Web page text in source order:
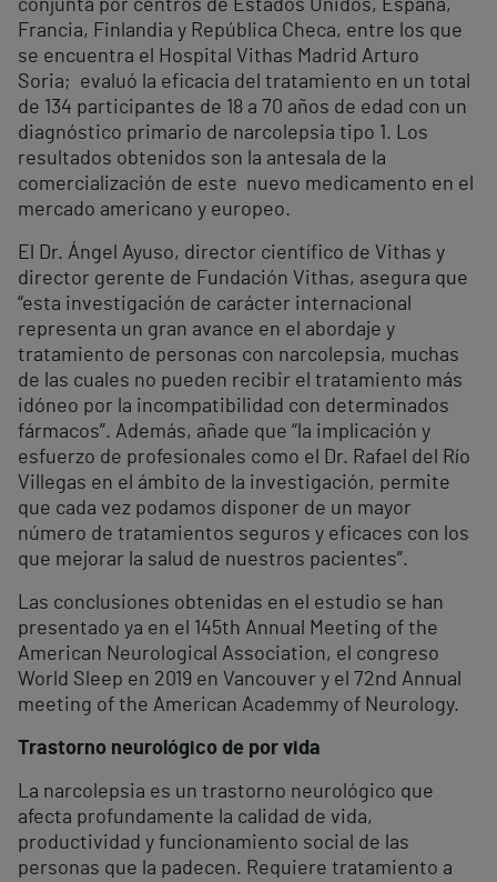
conjunta por centros de Estados Unidos, España,
Francia, Finlandia y República Checa, entre los que
se encuentra el Hospital Vithas Madrid Arturo
Soria; evaluó la eficacia del tratamiento en un total
de 134 participantes de 18 a 70 años de edad con un
diagnóstico primario de narcolepsia tipo 1. Los
resultados obtenidos son la antesala de la
comercialización de este nuevo medicamento en el
mercado americano y europeo.
El Dr. Ángel Ayuso, director científico de Vithas y
director gerente de Fundación Vithas, asegura que
“esta investigación de carácter internacional
representa un gran avance en el abordaje y
tratamiento de personas con narcolepsia, muchas
de las cuales no pueden recibir el tratamiento más
idóneo por la incompatibilidad con determinados
fármacos”. Además, añade que “la implicación y
esfuerzo de profesionales como el Dr. Rafael del Río
Villegas en el ámbito de la investigación, permite
que cada vez podamos disponer de un mayor
número de tratamientos seguros y eficaces con los
que mejorar la salud de nuestros pacientes”.
Las conclusiones obtenidas en el estudio se han
presentado ya en el 145th Annual Meeting of the
American Neurological Association, el congreso
World Sleep en 2019 en Vancouver y el 72nd Annual
meeting of the American Academmy of Neurology.
Trastorno neurológico de por vida
La narcolepsia es un trastorno neurológico que
afecta profundamente la calidad de vida,
productividad y funcionamiento social de las
personas que la padecen. Requiere tratamiento a